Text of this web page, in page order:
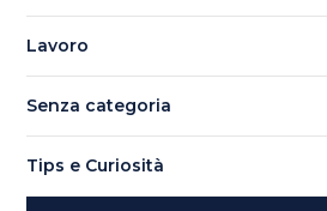
Lavoro
Senza categoria
Tips e Curiosità